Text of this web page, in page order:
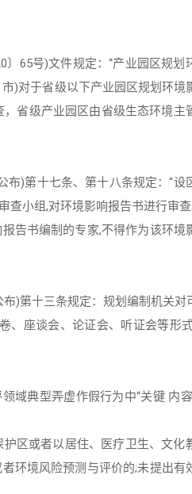
65号)文件规定：“产业园区规划
)对于省级以下产业园区规划环境
省级产业园区由省级生态环境主
)第十七条、第十八条规定：“设
小组,对环境影响报告书进行审查
告书编制的专家,不得作为该环境
)第十三条规定：规划编制机关对
、座谈会、论证会、听证会等形
域典型弄虚作假行为中“关键 内
区或者以居住、医疗卫生、文化
环境风险预测与评价的;未提出有